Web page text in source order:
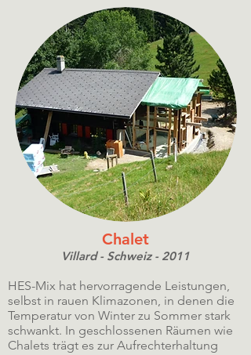
Chalet
Villard - Schweiz - 2011
HES-Mix hat hervorragende Leistungen,
selbst in rauen Klimazonen, in denen die
Temperatur von Winter zu Sommer stark
schwankt. In geschlossenen Räumen wie
Chalets trägt es zur Aufrechterhaltung